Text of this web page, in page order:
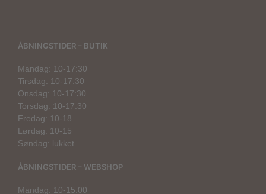
ÅBNINGSTIDER – BUTIK
Mandag: 10-17:30
Tirsdag: 10-17:30
Onsdag: 10-17:30
Torsdag: 10-17:30
Fredag: 10-18
Lørdag: 10-15
Søndag: lukket
ÅBNINGSTIDER – WEBSHOP
Mandag: 10-15:00